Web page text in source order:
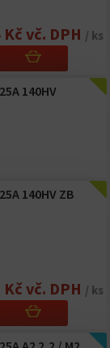
vč. DPH / ks
140HV
140HV ZB
vč. DPH / ks